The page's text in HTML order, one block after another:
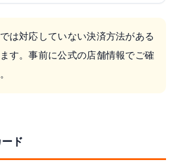
は対応していない決済方法がある
す。事前に公式の店舗情報でご確
ド